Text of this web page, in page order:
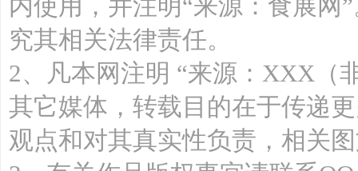
内使用，并注明“来源：食展网
究其相关法律责任。
2、凡本网注明 “来源：XXX（
其它媒体，转载目的在于传递
观点和对其真实性负责，相关